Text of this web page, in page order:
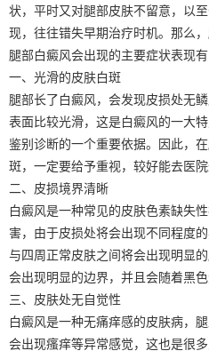
状，平时又对腿部皮肤不留意，以
现，往往错失早期治疗时机。那么
腿部白癜风会出现的主要症状表现有
一、光滑的皮肤白斑
腿部长了白癜风，会发现皮损处无
表面比较光滑，这是白癜风的一大
鉴别诊断的一个重要依据。因此，
斑，一定要给予重视，较好能去医院
二、皮损境界清晰
白癜风是一种常见的皮肤色素缺失
害，由于皮损处将会出现不同程度
与四周正常皮肤之间将会出现明显
会出现明显的边界，并且会随着黑色
三、皮肤处无自觉性
白癜风是一种无痛痒感的皮肤病，
会出现瘙痒等异常感觉，这也是很